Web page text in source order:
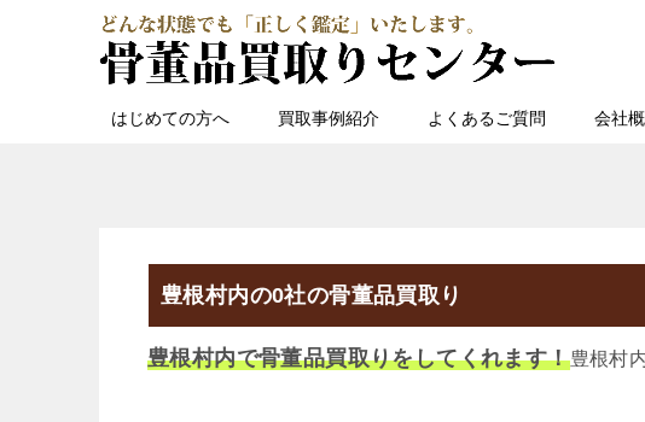
はじめての方へ 買取事例紹介 よくあるご質問 会社
豊根村内の0社の骨董品買取り
豊根村内で骨董品買取りをしてくれます！豊根村